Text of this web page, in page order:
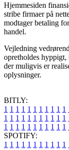
Hjemmesiden
stribe firmaer på
modtager betaling
handel.
Vejledning
opretholdes
der muligvis er
oplysninger.
BITLY:
1 1 1 1 1 1 1 1 1 1 1
1 1 1 1 1 1 1 1 1 1 1
1 1 1 1 1 1 1 1 1 1 1
SPOTIFY:
1 1 1 1 1 1 1 1 1 1 1